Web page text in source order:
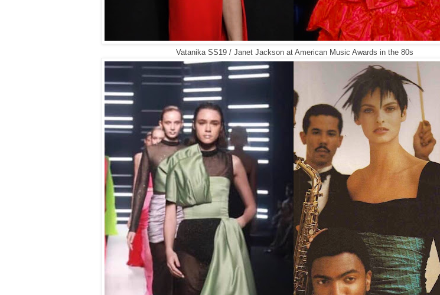
Vatanika SS19 / Janet Jackson at American Music Awards in the 80s